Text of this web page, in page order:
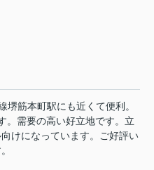
堺筋本町駅にも近くて便利。
。需要の高い好立地です。立
けになっています。ご好評い